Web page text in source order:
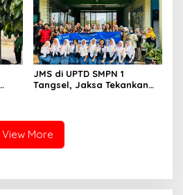
JMS di UPTD SMPN 1
Tangsel, Jaksa Tekankan
View More